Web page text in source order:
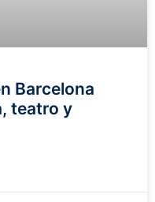
Barcelona
teatro y